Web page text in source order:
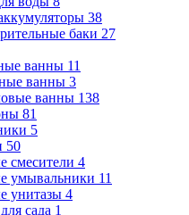
38
баки 27
ванны 11
ванны 3
ванны 138
81
5
50
смесители 4
умывальники 11
унитазы 4
сада 1